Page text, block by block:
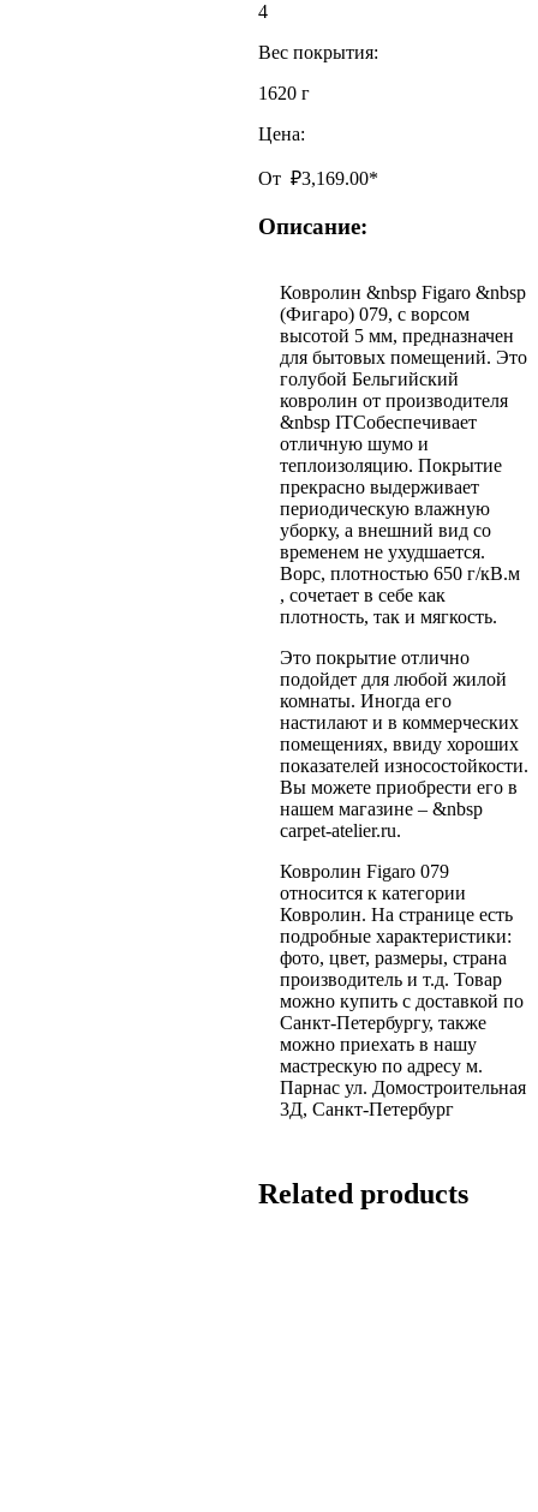
4
Вес покрытия:
1620 г
Цена:
От₽3,169.00*
Описание:
Ковролин &nbsp Figaro &nbsp
(Фигаро) 079, с ворсом
высотой 5 мм, предназначен
для бытовых помещений. Это
голубой Бельгийский
ковролин от производителя
&nbsp ITCобеспечивает
отличную шумо и
теплоизоляцию. Покрытие
прекрасно выдерживает
периодическую влажную
уборку, а внешний вид со
временем не ухудшается.
Ворс, плотностью 650 г/кВ.м
, сочетает в себе как
плотность, так и мягкость.
Это покрытие отлично
подойдет для любой жилой
комнаты. Иногда его
настилают и в коммерческих
помещениях, ввиду хороших
показателей износостойкости.
Вы можете приобрести его в
нашем магазине – &nbsp
carpet-atelier.ru.
Ковролин Figaro 079
относится к категории
Ковролин. На странице есть
подробные характеристики:
фото, цвет, размеры, страна
производитель и т.д. Товар
можно купить с доставкой по
Санкт-Петербургу, также
можно приехать в нашу
мастрескую по адресу м.
Парнас ул. Домостроительная
3Д, Санкт-Петербург
Related products